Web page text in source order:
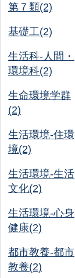
第７類(2)
基礎工(2)
生活科-人間・
環境科(2)
生命環境学群
(2)
生活環境-住環
境(2)
生活環境-生活
文化(2)
生活環境-心身
健康(2)
都市教養-都市
教養(2)